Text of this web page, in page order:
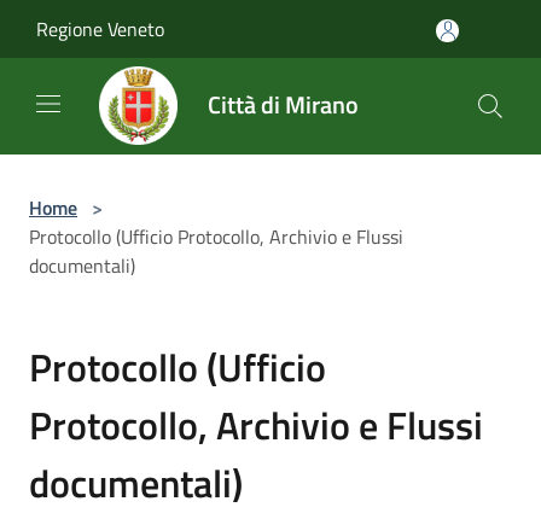
Regione Veneto
Città di Mirano
Home >
Protocollo (Ufficio Protocollo, Archivio e Flussi
documentali)
Protocollo (Ufficio
Protocollo, Archivio e Flussi
documentali)